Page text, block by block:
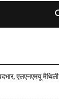
एलएनएमयू मैथिली